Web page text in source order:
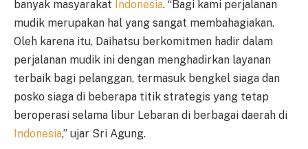
banyak masyarakat Indonesia. “Bagi kami perjalanan
mudik merupakan hal yang sangat membahagiakan.
Oleh karena itu, Daihatsu berkomitmen hadir dalam
perjalanan mudik ini dengan menghadirkan layanan
terbaik bagi pelanggan, termasuk bengkel siaga dan
posko siaga di beberapa titik strategis yang tetap
beroperasi selama libur Lebaran di berbagai daerah di
Indonesia,” ujar Sri Agung.